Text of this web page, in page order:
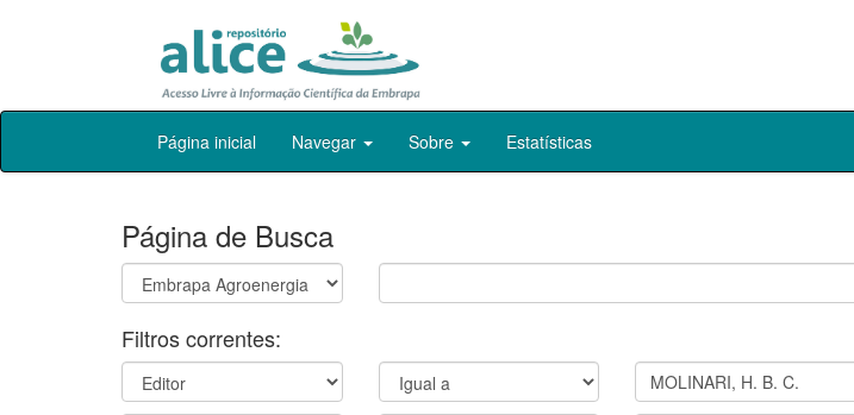
Skip
Página inicial Navegar Sobre Estatísticas
Página de Busca
Filtros correntes: